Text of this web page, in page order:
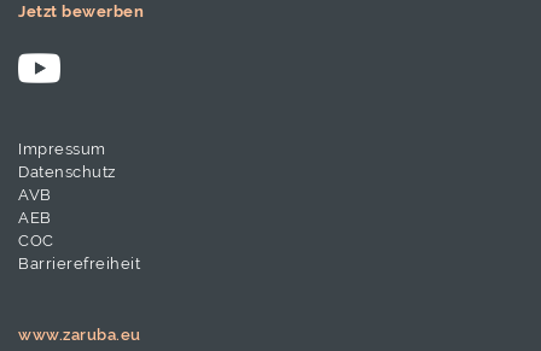
Jetzt bewerben
Impressum
Datenschutz
AVB
AEB
COC
Barrierefreiheit
www.zaruba.eu